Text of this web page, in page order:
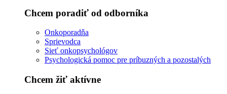
Chcem poradiť od odborníka
Onkoporadňa
Sprievodca
Sieť onkopsychológov
Psychologická pomoc pre príbuzných a pozostalých
Chcem žiť aktívne